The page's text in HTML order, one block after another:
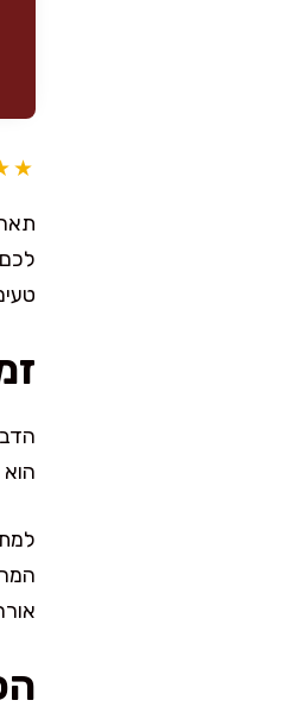
הוא כ-20 דקות בלבד, כולל הכנה ובישול, מה